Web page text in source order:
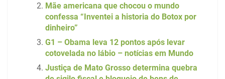
Mãe americana que chocou o mundo
confessa “Inventei a historia do Botox por
dinheiro”
G1 – Obama leva 12 pontos após levar
cotovelada no lábio – notícias em Mundo
Justiça de Mato Grosso determina quebra